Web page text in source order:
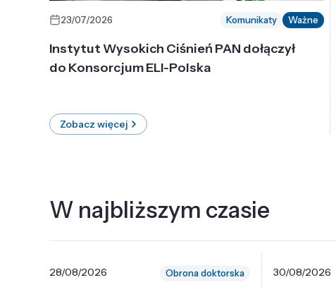
23/07/2026 Komunikaty Ważne
Instytut Wysokich Ciśnień PAN dołączył
do Konsorcjum ELI-Polska
Zobacz więcej
W najbliższym czasie
28/08/2026 Obrona doktorska 30/08/2026